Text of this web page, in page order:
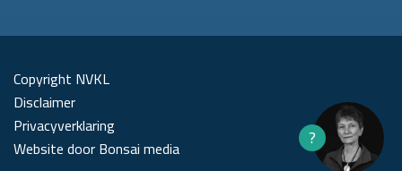
Copyright NVKL
Disclaimer
Privacyverklaring
Website door Bonsai media
?